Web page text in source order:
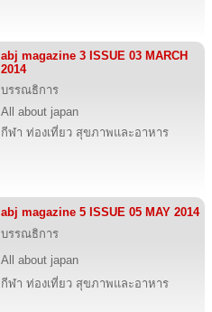
abj magazine 3 ISSUE 03 MARCH
2014
บรรณธิการ
All about japan
กีฬา ท่องเที่ยว สุขภาพและอาหาร
abj magazine 5 ISSUE 05 MAY 2014
บรรณธิการ
All about japan
กีฬา ท่องเที่ยว สุขภาพและอาหาร